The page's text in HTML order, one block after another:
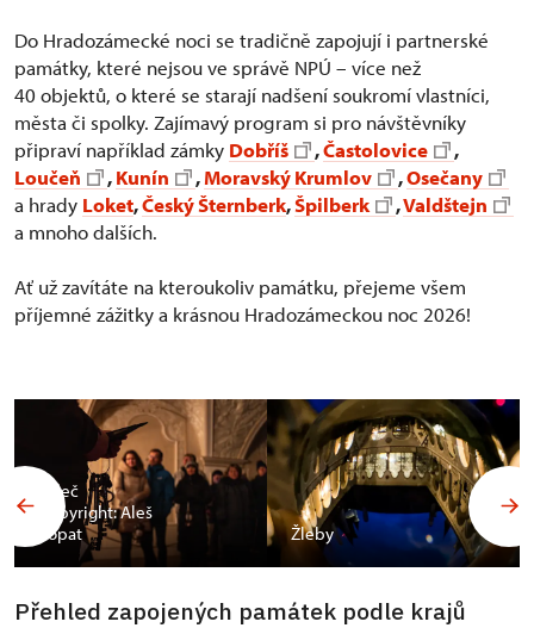
Do Hradozámecké noci se tradičně zapojují i partnerské
památky, které nejsou ve správě NPÚ – více než
40 objektů, o které se starají nadšení soukromí vlastníci,
města či spolky. Zajímavý program si pro návštěvníky
připraví například zámky Dobříš ,Častolovice
,
Loučeň
,Kunín ,Moravský Krumlov ,Osečany
a hrady Loket,Český Šternberk,Špilberk ,Valdštejn
a mnoho dalších.
Ať už zavítáte na kteroukoliv památku, přejeme všem
příjemné zážitky a krásnou Hradozámeckou noc 2026!
Valeč
Copyright: Aleš
Vopat
Žleby
Přehled zapojených památek podle krajů